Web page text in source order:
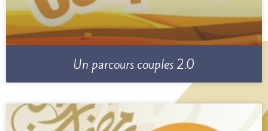
Un parcours couples 2.0